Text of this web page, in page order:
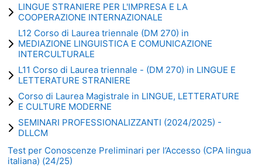
LINGUE STRANIERE PER L'IMPRESA E LA
COOPERAZIONE INTERNAZIONALE
L12 Corso di Laurea triennale (DM 270) in
MEDIAZIONE LINGUISTICA E COMUNICAZIONE
INTERCULTURALE
L11 Corso di Laurea triennale - (DM 270) in LINGUE E
LETTERATURE STRANIERE
Corso di Laurea Magistrale in LINGUE, LETTERATURE
E CULTURE MODERNE
SEMINARI PROFESSIONALIZZANTI (2024/2025) -
DLLCM
Test per Conoscenze Preliminari per l’Accesso (CPA lingua
italiana) (24/25)